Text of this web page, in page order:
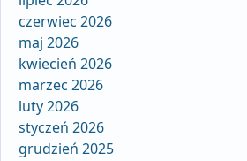
czerwiec 2026
maj 2026
kwiecień 2026
marzec 2026
luty 2026
styczeń 2026
grudzień 2025